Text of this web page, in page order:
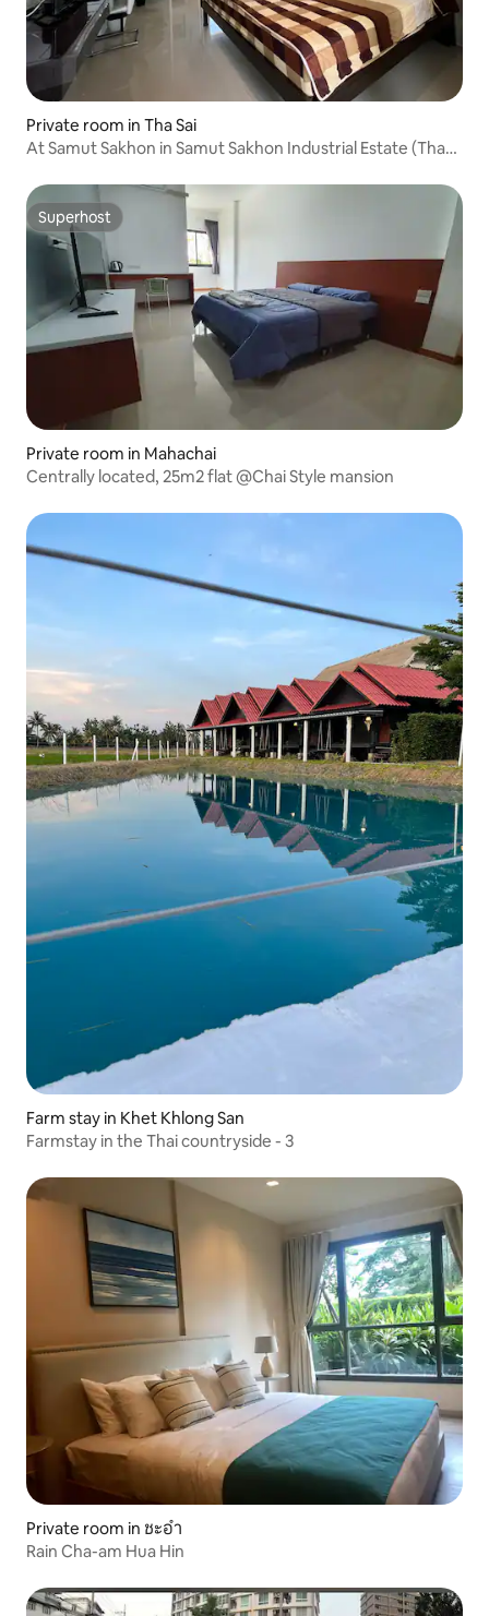
Private room in Tha Sai
At Samut Sakhon in Samut Sakhon Industrial Estate (Tha
Superhost
Superhost
Private room in Mahachai
Centrally located, 25m2 flat @Chai Style mansion
Farm stay in Khet Khlong San
Farmstay in the Thai countryside - 3
Private room in ชะอำ
Rain Cha-am Hua Hin